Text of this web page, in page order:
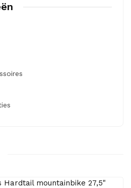
Hardtail mountainbike 27,5"